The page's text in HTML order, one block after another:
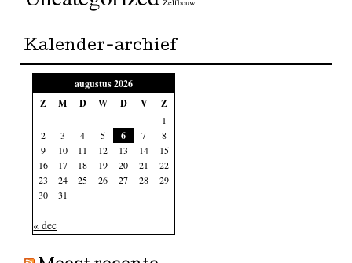
Zelfbouw
Kalender-archief
augustus 2026
Z
M D W D V Z
1
2
3 4 5 6 7
8
9
10 11 12 13 14
15
16
17 18 19 20 21
22
23
24 25 26 27 28
29
30
31
« dec